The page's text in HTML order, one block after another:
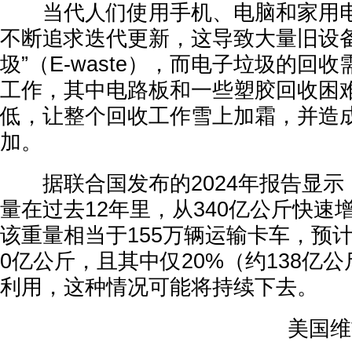
当代人们使用手机、电脑和家用
不断追求迭代更新，这导致大量旧设
圾”（E-waste），而电子垃圾的回收
工作，其中电路板和一些塑胶回收困
低，让整个回收工作雪上加霜，并造
加。
据联合国发布的2024年报告显示
量在过去12年里，从340亿公斤快速
该重量相当于155万辆运输卡车，预
0亿公斤，且其中仅20%（约138亿
利用，这种情况可能将持续下去。
美国维